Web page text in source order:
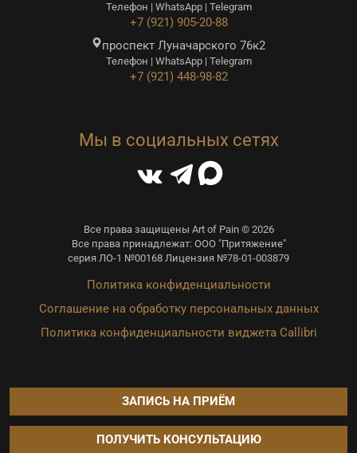
Телефон | WhatsApp | Telegram
+7 (921) 905-20-88
проспект Луначарского 76к2
Телефон | WhatsApp | Telegram
+7 (921) 448-98-82
Мы в социальных сетях
Все права защищены Art of Pain © 2026
Все права принадлежат: ООО "Притяжение"
серия ЛО-1 №00168 Лицензия №78-01-003879
Политика конфиденциальности
Соглашение на обработку персональных данных
Политика конфиденциальности виджета Callibri
ЗАПИСЬ НА ПРИЁМ
ПОЛУЧИТЬ КОНСУЛЬТАЦИЮ